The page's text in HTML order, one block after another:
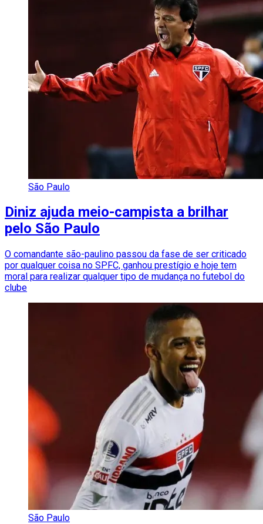
São Paulo
Diniz ajuda meio-campista a brilhar
pelo São Paulo
O comandante são-paulino passou da fase de ser criticado
por qualquer coisa no SPFC, ganhou prestígio e hoje tem
moral para realizar qualquer tipo de mudança no futebol do
clube
São Paulo